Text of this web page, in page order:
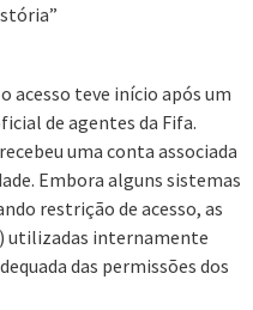
acesso teve início após um
de agentes da Fifa.
uma conta associada
Embora alguns sistemas
restrição de acesso, as
utilizadas internamente
das permissões dos